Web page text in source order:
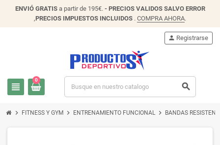
ENVIÓGRATISa partir de 195€. - PRECIOS VALIDOS SALVO ERROR
,PRECIOS IMPUESTOS INCLUIDOS . COMPRA AHORA.
view_headline
person Registrarse
0
search
chevron_right FITNESS Y GYM chevron_right ENTRENAMIENTO FUNCIONAL chevron_right BANDAS